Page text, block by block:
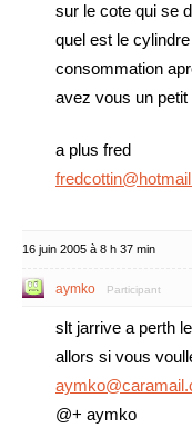
sur le cote qui se
quel est le
consommation
avez vous un petit
a plus fred
16 juin 2005 à 8 h 37 min
aymko Participant
slt jarrive a perth
allors si vous
@+ aymko